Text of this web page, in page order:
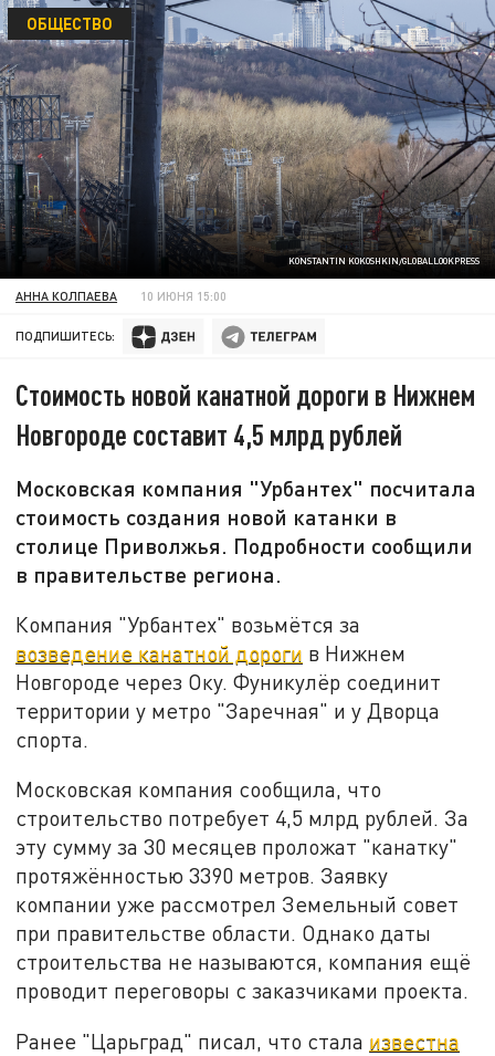
KONSTANTIN KOKOSHKIN/GLOBALLOOKPRESS
ОБЩЕСТВО
АННА КОЛПАЕВА 10 ИЮНЯ 15:00
ПОДПИШИТЕСЬ:
Стоимость новой канатной дороги в Нижнем
Новгороде составит 4,5 млрд рублей
Московская компания "Урбантех" посчитала
стоимость создания новой катанки в
столице Приволжья. Подробности сообщили
в правительстве региона.
Компания "Урбантех" возьмётся за
возведение канатной дороги в Нижнем
Новгороде через Оку. Фуникулёр соединит
территории у метро "Заречная" и у Дворца
спорта.
Московская компания сообщила, что
строительство потребует 4,5 млрд рублей. За
эту сумму за 30 месяцев проложат "канатку"
протяжённостью 3390 метров. Заявку
компании уже рассмотрел Земельный совет
при правительстве области. Однако даты
строительства не называются, компания ещё
проводит переговоры с заказчиками проекта.
Ранее "Царьград" писал, что стала известна